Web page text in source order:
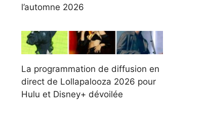
l’automne 2026
La programmation de diffusion en
direct de Lollapalooza 2026 pour
Hulu et Disney+ dévoilée